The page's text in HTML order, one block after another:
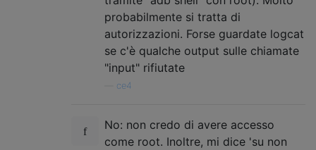
probabilmente si tratta di
autorizzazioni. Forse guardate logcat
se c'è qualche output sulle chiamate
"input" rifiutate
ce4
No: non credo di avere accesso
come root. Inoltre, mi dice 'su non